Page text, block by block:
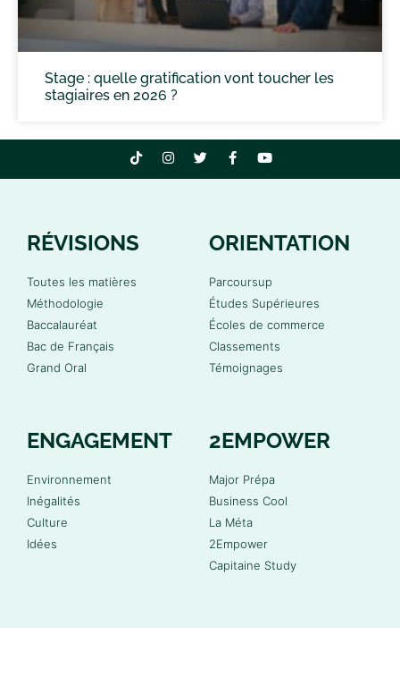
Stage : quelle gratification vont toucher les
stagiaires en 2026 ?
RÉVISIONS
Toutes les matières
Méthodologie
Baccalauréat
Bac de Français
Grand Oral
ORIENTATION
Parcoursup
Études Supérieures
Écoles de commerce
Classements
Témoignages
ENGAGEMENT
Environnement
Inégalités
Culture
Idées
2EMPOWER
Major Prépa
Business Cool
La Méta
2Empower
Capitaine Study